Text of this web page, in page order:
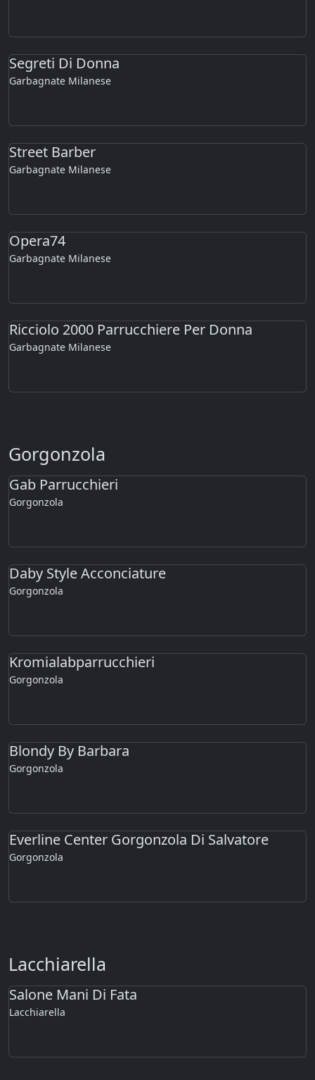
Segreti Di Donna
Garbagnate Milanese
Street Barber
Garbagnate Milanese
Opera74
Garbagnate Milanese
Ricciolo 2000 Parrucchiere Per Donna
Garbagnate Milanese
Gorgonzola
Gab Parrucchieri
Gorgonzola
Daby Style Acconciature
Gorgonzola
Kromialabparrucchieri
Gorgonzola
Blondy By Barbara
Gorgonzola
Everline Center Gorgonzola Di Salvatore
Gorgonzola
Lacchiarella
Salone Mani Di Fata
Lacchiarella